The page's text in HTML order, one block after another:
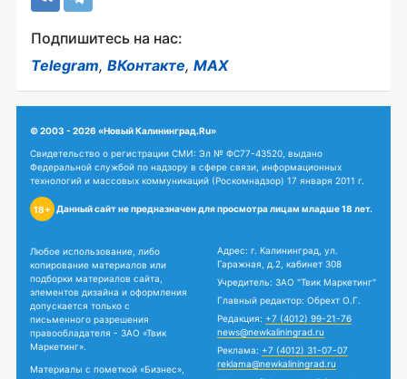
Подпишитесь на нас:
Telegram, ВКонтакте, MAX
© 2003 - 2026 «Новый Калининград.Ru»
Свидетельство о регистрации СМИ: Эл № ФС77-43520, выдано
Федеральной службой по надзору в сфере связи, информационных
технологий и массовых коммуникаций (Роскомнадзор) 17 января 2011 г.
18+ Данный сайт не предназначен для просмотра лицам младше 18 лет.
Любое использование, либо
копирование материалов или
подборки материалов сайта,
элементов дизайна и оформления
допускается только с
письменного разрешения
правообладателя - ЗАО «Твик
Маркетинг».
Материалы с пометкой «Бизнес»,
Адрес: г. Калининград, ул.
Гаражная, д.2, кабинет 308
Учредитель: ЗАО "Твик Маркетинг"
Главный редактор: Обрехт О.Г.
Редакция: +7 (4012) 99-21-76
news@newkaliningrad.ru
Реклама: +7 (4012) 31-07-07
reklama@newkaliningrad.ru